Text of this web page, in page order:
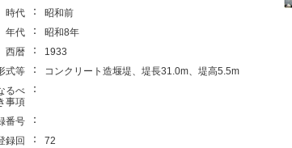
時代
：
昭和前
年代
：
昭和8年
西暦
：
1933
式等
：
コンクリート造堰堤、堤長31.0m、堤高5.5m
るべ
事項
：
番号 ：
録回 ：
72